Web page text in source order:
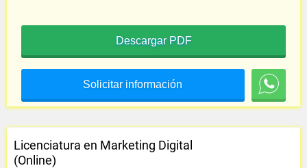
Descargar PDF
Solicitar información
Licenciatura en Marketing Digital
(Online)